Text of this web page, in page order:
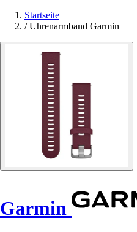
Startseite
/ Uhrenarmband Garmin
Garmin